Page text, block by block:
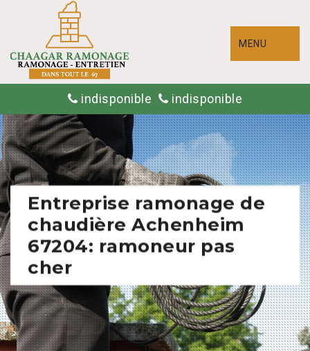
MENU
indisponible indisponible
Entreprise ramonage de
chaudière Achenheim
67204: ramoneur pas
cher